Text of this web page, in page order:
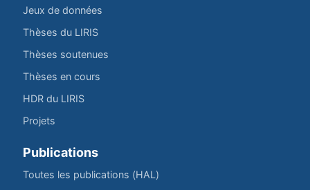
Jeux de données
Thèses du LIRIS
Thèses soutenues
Thèses en cours
HDR du LIRIS
Projets
Publications
Toutes les publications (HAL)